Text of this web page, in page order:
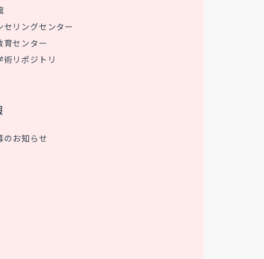
セリングセンター
育センター
術リポジトリ
のお知らせ